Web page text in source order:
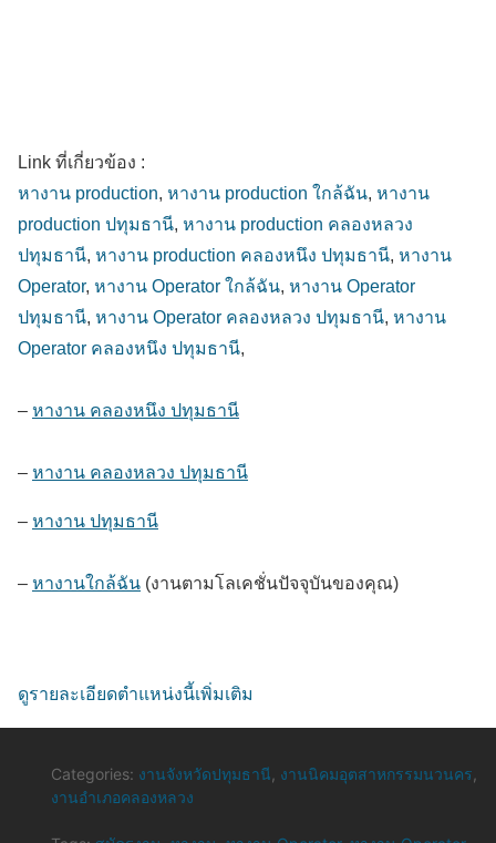
Link ที่เกี่ยวข้อง :
หางาน production, หางาน production ใกล้ฉัน, หางาน
production ปทุมธานี, หางาน production คลองหลวง
ปทุมธานี, หางาน production คลองหนึง ปทุมธานี, หางาน
Operator, หางาน Operator ใกล้ฉัน, หางาน Operator
ปทุมธานี, หางาน Operator คลองหลวง ปทุมธานี, หางาน
Operator คลองหนึง ปทุมธานี,
– หางาน คลองหนึง ปทุมธานี
– หางาน คลองหลวง ปทุมธานี
– หางาน ปทุมธานี
– หางานใกล้ฉัน (งานตามโลเคชั่นปัจจุบันของคุณ)
ดูรายละเอียดตำแหน่งนี้เพิ่มเติม
Categories: งานจังหวัดปทุมธานี งานนิคมอุตสาหกรรมนวนคร
งานอำเภอคลองหลวง